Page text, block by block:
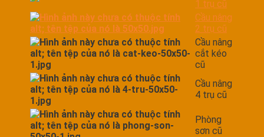
1 trụ cũ
Cầu nâng
2 trụ cũ
Cầu nâng
cắt kéo
cũ
Cầu nâng
4 trụ cũ
Phòng
sơn cũ